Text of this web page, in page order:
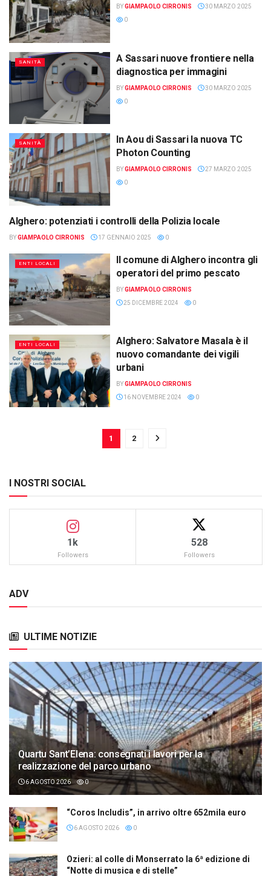
BYGIAMPAOLO CIRRONIS
30 MARZO 2025
0
SANITÀ
A Sassari nuove frontiere nella
diagnostica per immagini
BYGIAMPAOLO CIRRONIS
30 MARZO 2025
0
SANITÀ
In Aou di Sassari la nuova TC
Photon Counting
BYGIAMPAOLO CIRRONIS
27 MARZO 2025
0
ENTI LOCALI
Alghero: potenziati i controlli della Polizia locale
BYGIAMPAOLO CIRRONIS 17 GENNAIO 2025 0
ENTI LOCALI
Il comune di Alghero incontra gli
operatori del primo pescato
BYGIAMPAOLO CIRRONIS
25 DICEMBRE 2024
0
ENTI LOCALI
Alghero: Salvatore Masala è il
nuovo comandante dei vigili
urbani
BYGIAMPAOLO CIRRONIS
16 NOVEMBRE 2024
0
1 2
I NOSTRI SOCIAL
1k
Followers
528
Followers
ADV
ULTIME NOTIZIE
Quartu Sant’Elena: consegnati i lavori per la
realizzazione del parco urbano
6 AGOSTO 2026 0
“Coros Includis”, in arrivo oltre 652mila euro
6 AGOSTO 2026 0
Ozieri: al colle di Monserrato la 6ª edizione di
“Notte di musica e di stelle”